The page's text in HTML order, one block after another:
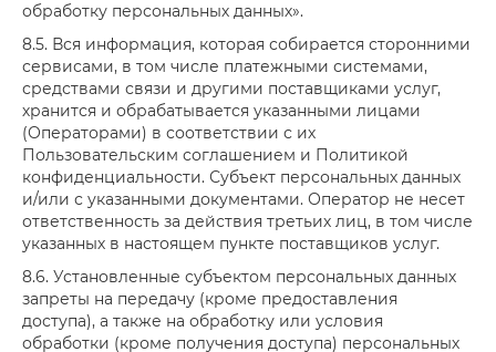
обработку персональных данных».
8.5. Вся информация, которая собирается сторонними
сервисами, в том числе платежными системами,
средствами связи и другими поставщиками услуг,
хранится и обрабатывается указанными лицами
(Операторами) в соответствии с их
Пользовательским соглашением и Политикой
конфиденциальности. Субъект персональных данных
и/или с указанными документами. Оператор не несет
ответственность за действия третьих лиц, в том числе
указанных в настоящем пункте поставщиков услуг.
8.6. Установленные субъектом персональных данных
запреты на передачу (кроме предоставления
доступа), а также на обработку или условия
обработки (кроме получения доступа) персональных